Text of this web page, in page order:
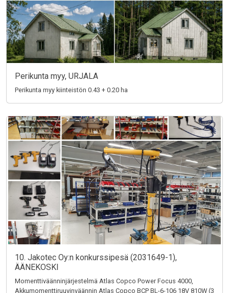
Perikunta myy, URJALA
Perikunta myy kiinteistön 0.43 + 0.20 ha
10. Jakotec Oy:n konkurssipesä (2031649-1),
ÄÄNEKOSKI
Momenttiväänninjärjestelmä Atlas Copco Power Focus 4000,
Akkumomenttiruuvinväännin Atlas Copco BCP BL-6-106 18V 810W (3